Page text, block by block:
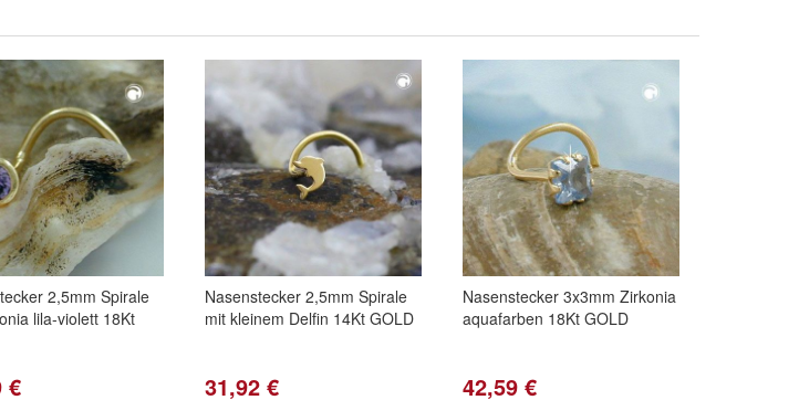
2,5mm Spirale
lila-violett 18Kt
€
Nasenstecker 2,5mm Spirale
mit kleinem Delfin 14Kt GOLD
31,92 €
Nasenstecker 3x3mm Zirkonia
aquafarben 18Kt GOLD
42,59 €